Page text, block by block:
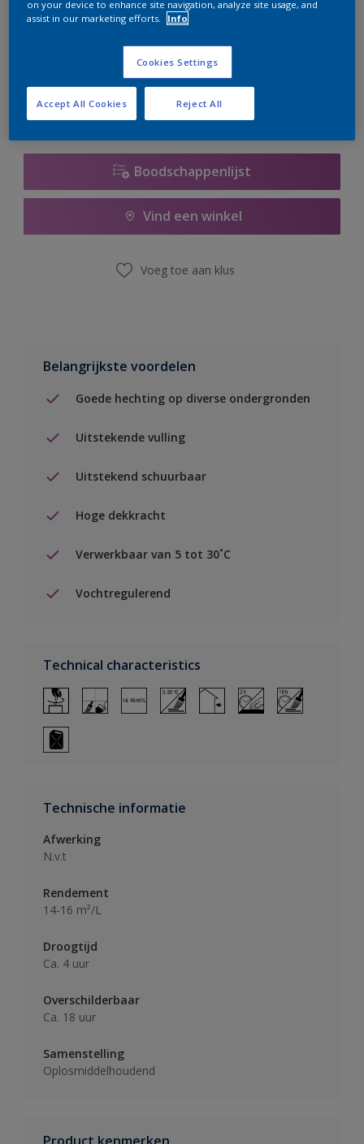
te bestellen. Houd de website in de gaten, we werken
er hard aan om de voorraad aan te vullen.
Boodschappenlijst
Vind een winkel
Voeg toe aan klus
Belangrijkste voordelen
Goede hechting op diverse ondergronden
Uitstekende vulling
Uitstekend schuurbaar
Hoge dekkracht
Verwerkbaar van 5 tot 30˚C
Vochtregulerend
Technical characteristics
Technische informatie
Afwerking
N.v.t
Rendement
14-16 m²/L
Droogtijd
Ca. 4 uur
Overschilderbaar
Ca. 18 uur
Samenstelling
Oplosmiddelhoudend
on your device to enhance site navigation, analyze site usage, and
assist in our marketing efforts.
Info
Cookies Settings
Reject All
Accept All Cookies